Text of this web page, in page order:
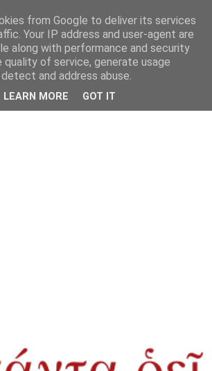
from Google to deliver its services
Your IP address and user-agent are
along with performance and security
of service, generate usage
and address abuse.
LEARN MORE GOT IT